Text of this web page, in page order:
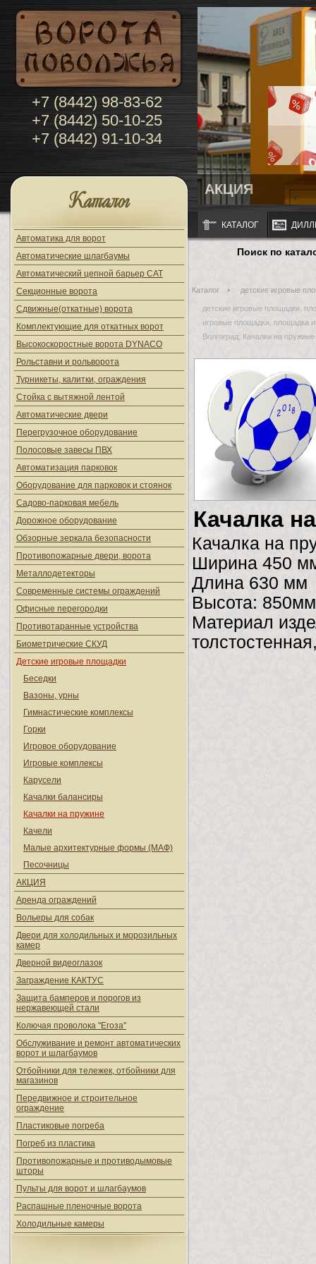
+7 (8442) 98-83-62
+7 (8442) 50-10-25
+7 (8442) 91-10-34
АКЦИЯ
Каталог
Автоматика для ворот
Автоматические шлагбаумы
Автоматический цепной барьер CAT
Секционные ворота
Сдвижные(откатные) ворота
Комплектующие для откатных ворот
Высокоскоростные ворота DYNACO
Рольставни и рольворота
Турникеты, калитки, ограждения
Стойка с вытяжной лентой
Автоматические двери
Перегрузочное оборудование
Полосовые завесы ПВХ
Автоматизация парковок
Оборудование для парковок и стоянок
Садово-парковая мебель
Дорожное оборудование
Обзорные зеркала безопасности
Противопожарные двери, ворота
Металлодетекторы
Современные системы ограждений
Офисные перегородки
Противотаранные устройства
Биометрические СКУД
Детские игровые площадки
Беседки
Вазоны, урны
Гимнастические комплексы
Горки
Игровое оборудование
Игровые комплексы
Карусели
Качалки балансиры
Качалки на пружине
Качели
Малые архитектурные формы (МАФ)
Песочницы
АКЦИЯ
Аренда ограждений
Вольеры для собак
Двери для холодильных и морозильных
камер
Дверной видеоглазок
Заграждение КАКТУС
Защита бамперов и порогов из
нержавеющей стали
Колючая проволока "Егоза"
Обслуживание и ремонт автоматических
ворот и шлагбаумов
Отбойники для тележек, отбойники для
магазинов
Передвижное и строительное
ограждение
Пластиковые погреба
Погреб из пластика
Противопожарные и противодымовые
шторы
Пульты для ворот и шлагбаумов
Распашные пленочные ворота
Холодильные камеры
КАТАЛОГ
Поиск по
Каталог детские игровые
детские игровые площадки,
игровые площадки, площадка
Волгоград; Качалки на
Качалка
Качалка на
Ширина 450
Длина 630 мм
Высота: 850мм
Материал